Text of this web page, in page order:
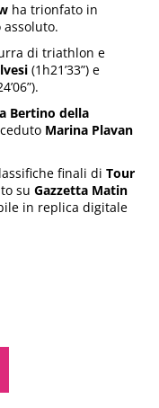
ha trionfato in
assoluto.
di triathlon e
(1h21’33”) e
Bertino della
Marina Plavan
finali diTour
suGazzetta Matin
in replica digitale